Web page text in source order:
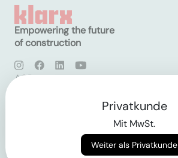
Empowering the future
of construction
AGB
Privatkunde
Mit MwSt.
Weiter als Privatkunde